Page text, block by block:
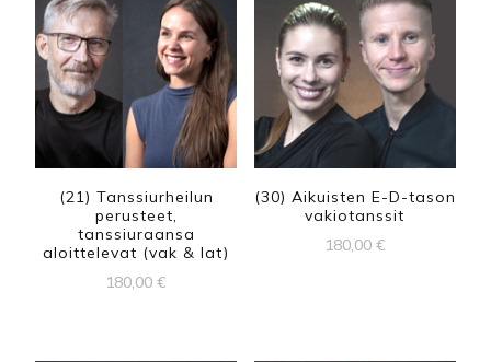
(21) Tanssiurheilun
perusteet,
tanssiuraansa
aloittelevat (vak & lat)
180,00€
(30) Aikuisten E-D-tason
vakiotanssit
180,00 €